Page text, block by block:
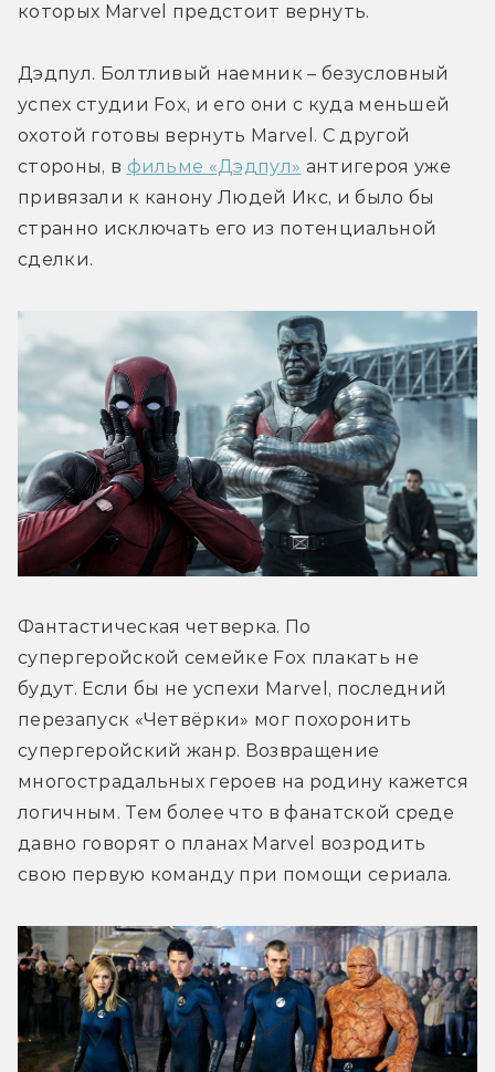
которых Marvel предстоит вернуть.
Дэдпул. Болтливый наемник – безусловный
успех студии Fox, и его они с куда меньшей
охотой готовы вернуть Marvel. С другой
стороны, в фильме «Дэдпул» антигероя уже
привязали к канону Людей Икс, и было бы
странно исключать его из потенциальной
сделки.
Фантастическая четверка. По
супергеройской семейке Fox плакать не
будут. Если бы не успехи Marvel, последний
перезапуск «Четвёрки» мог похоронить
супергеройский жанр. Возвращение
многострадальных героев на родину кажется
логичным. Тем более что в фанатской среде
давно говорят о планах Marvel возродить
свою первую команду при помощи сериала.